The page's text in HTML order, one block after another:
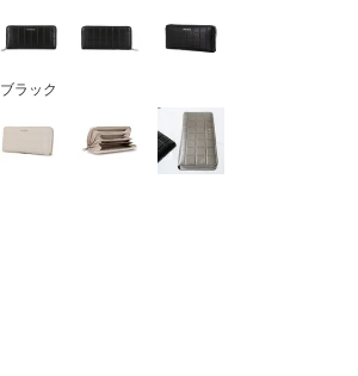
ブラック